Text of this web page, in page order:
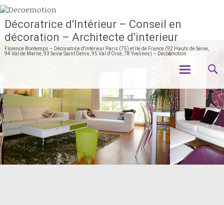
Décoratrice d'Intérieur – Conseil en
décoration – Architecte d'interieur
Florence Bontemps – Décoratrice d'intérieur Paris (75) et Ile de France (92 Hauts de Seine,
94 Val de Marne, 93 Seine Saint Denis, 95 Val d'Oise, 78 Yvelines) – Deco&motion
contenu
principal